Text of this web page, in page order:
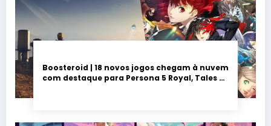
Boosteroid | 18 novos jogos chegam à nuvem
com destaque para Persona 5 Royal, Tales of